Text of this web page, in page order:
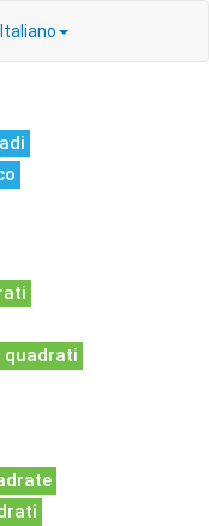
Italiano
quadrati